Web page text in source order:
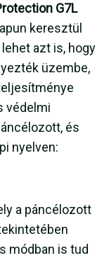
G7L
keresztül
azt is, hogy
üzembe,
védelmi
és
nyelven:
a páncélozott
módban is tud